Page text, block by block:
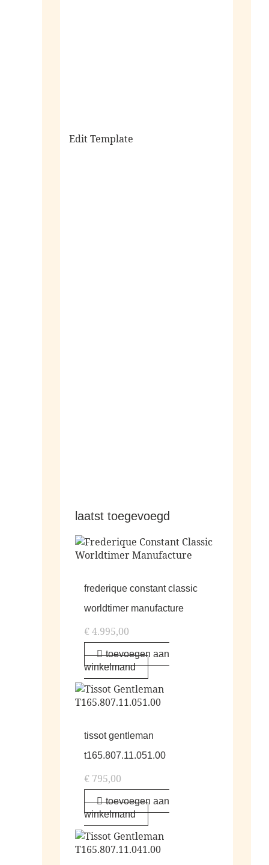
Edit Template
laatst toegevoegd
frederique constant classic
worldtimer manufacture
€4.995,00
toevoegen aan
winkelmand
tissot gentleman
t165.807.11.051.00
€ 795,00
toevoegen aan
winkelmand